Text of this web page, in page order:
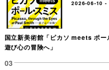
2026-06-10 -
国立新美術館「ピカソ meets ポ
遊び心の冒険へ」